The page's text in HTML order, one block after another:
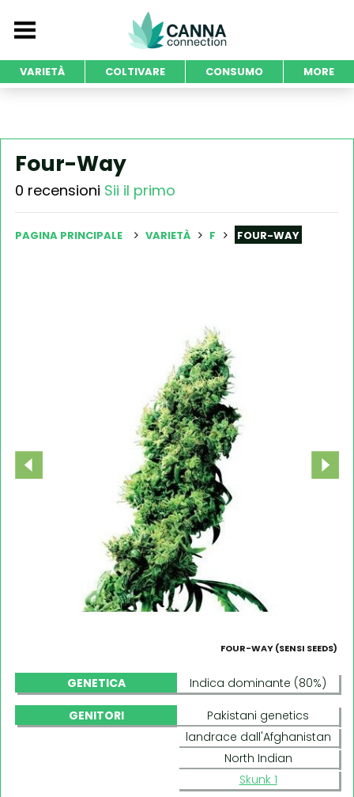
VARIETÀ COLTIVARE CONSUMO MORE
Four-Way
0 recensioni Sii il primo
PAGINA PRINCIPALE VARIETÀ F FOUR-WAY
FOUR-WAY (SENSI SEEDS)
GENETICA Indica dominante (80%)
GENITORI
Pakistani genetics
landrace dall'Afghanistan
North Indian
Skunk 1